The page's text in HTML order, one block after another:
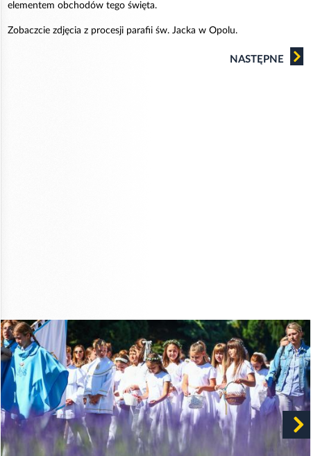
elementem obchodów tego święta.
Zobaczcie zdjęcia z procesji parafii św. Jacka w Opolu.
NASTĘPNE